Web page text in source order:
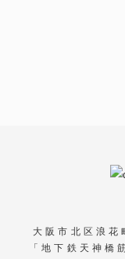
大阪市北区浪
「地下鉄天神